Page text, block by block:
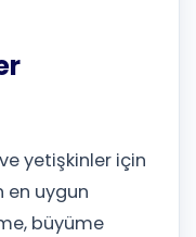
yetişkinler için
en uygun
büyüme